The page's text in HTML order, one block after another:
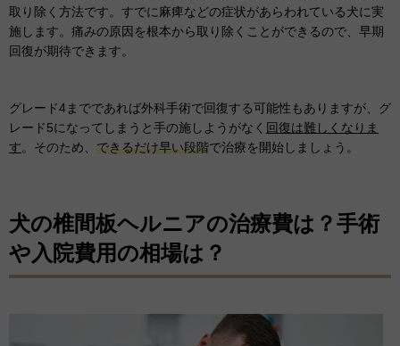
取り除く方法です。すでに麻痺などの症状があらわれている犬に実
施します。痛みの原因を根本から取り除くことができるので、早期
回復が期待できます。
グレード4までであれば外科手術で回復する可能性もありますが、グ
レード5になってしまうと手の施しようがなく 回復は難しくなりま
す。そのため、 できるだけ早い段階で治療を開始しましょう。
犬の椎間板ヘルニアの治療費は？手術
や入院費用の相場は？